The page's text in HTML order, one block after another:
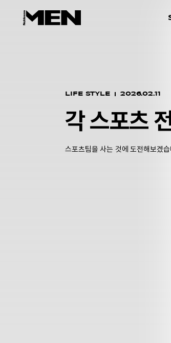
LIFE STYLE 2026.02.11
각 스포츠
스포츠팀을 사는 것에 도전해보겠